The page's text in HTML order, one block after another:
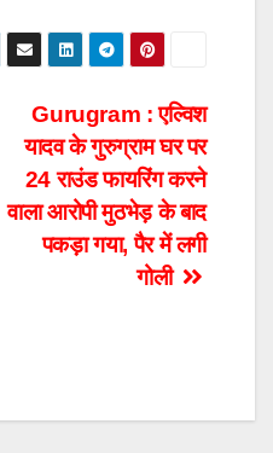
Gurugram : एल्विश
यादव के गुरुग्राम घर पर
24 राउंड फायरिंग करने
वाला आरोपी मुठभेड़ के बाद
पकड़ा गया, पैर में लगी
गोली